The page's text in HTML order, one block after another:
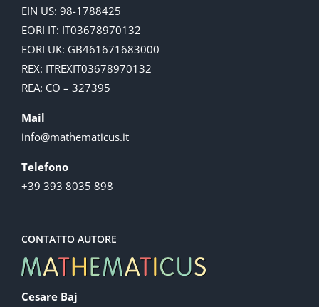
EIN US: 98-1788425
EORI IT: IT03678970132
EORI UK: GB461671683000
REX: ITREXIT03678970132
REA: CO – 327395
Mail
info@mathematicus.it
Telefono
+39 393 8035 898
CONTATTO AUTORE
Cesare Baj